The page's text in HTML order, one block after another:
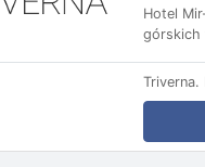
Hotel
górskich
Triverna.